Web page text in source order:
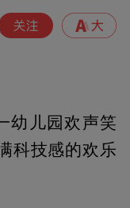
幼儿园欢声笑
科技感的欢乐